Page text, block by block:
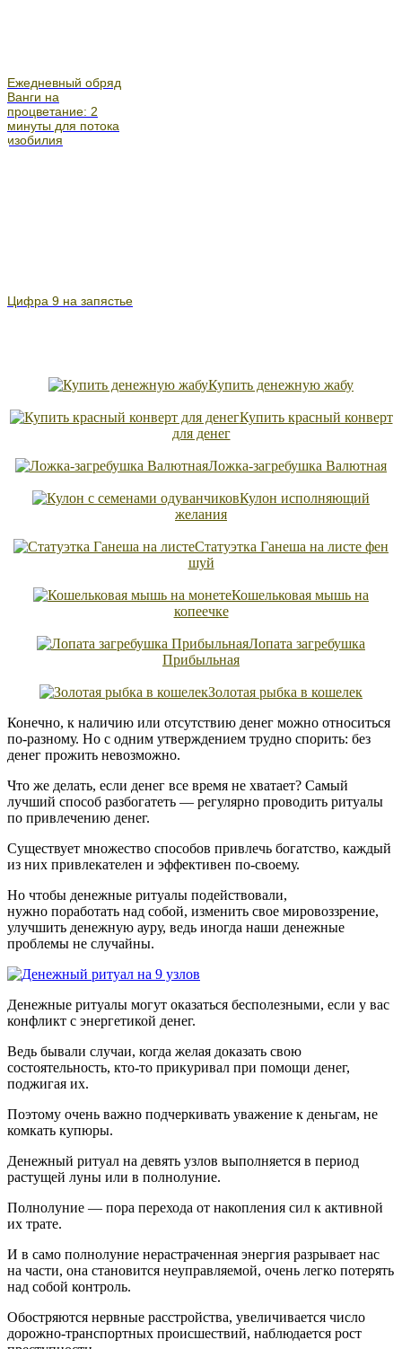
Ежедневный обряд
Ванги на
процветание: 2
минуты для потока
изобилия
Цифра 9 на запястье
Купить денежную жабу
Купить красный конверт
для денег
Ложка-загребушка Валютная
Кулон исполняющий
желания
Статуэтка Ганеша на листе фен
шуй
Кошельковая мышь на
копеечке
Лопата загребушка
Прибыльная
Золотая рыбка в кошелек
Конечно, к наличию или отсутствию денег можно относиться
по-разному. Но с одним утверждением трудно спорить: без
денег прожить невозможно.
Что же делать, если денег все время не хватает? Самый
лучший способ разбогатеть — регулярно проводить ритуалы
по привлечению денег.
Существует множество способов привлечь богатство, каждый
из них привлекателен и эффективен по-своему.
Но чтобы денежные ритуалы подействовали,
нужно поработать над собой, изменить свое мировоззрение,
улучшить денежную ауру, ведь иногда наши денежные
проблемы не случайны.
Денежные ритуалы могут оказаться бесполезными, если у вас
конфликт с энергетикой денег.
Ведь бывали случаи, когда желая доказать свою
состоятельность, кто-то прикуривал при помощи денег,
поджигая их.
Поэтому очень важно подчеркивать уважение к деньгам, не
комкать купюры.
Денежный ритуал на девять узлов выполняется в период
растущей луны или в полнолуние.
Полнолуние — пора перехода от накопления сил к активной
их трате.
И в само полнолуние нерастраченная энергия разрывает нас
на части, она становится неуправляемой, очень легко потерять
над собой контроль.
Обостряются нервные расстройства, увеличивается число
дорожно-транспортных происшествий, наблюдается рост